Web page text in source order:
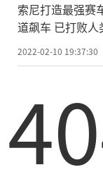
索尼打造最强赛
道飙车 已打败人
2022-02-10 19:37:30